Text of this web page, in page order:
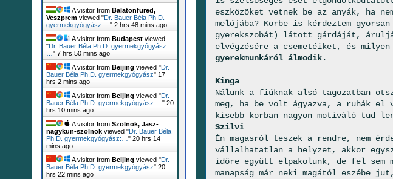
eszközöket vetnek be az anyák, ha
melójába? Körbe is kérdeztem
gyerekszobát) látott gárdáját,
elvégzésére a csemetéiket, és
gyerekmunkáról álmodik.
Kinga
Nálunk a fiúknak alsó tagozatban
meg, ha be volt ágyazva, a ruhák el
kisebb korban nagyon motiváló tud
Szilvi
Én magasról teszek a rendre, nem
vállalhatatlan a helyzet, akkor
időre együtt elpakolunk, de fel sem
manapság már neki magától eszébe
A visitor from Balatonfured,
Veszprem viewed "Dr. Bauer Béla Ph.D.
gyermekgyógyász:… " 2 hrs 48 mins ago
A visitor from Budapest viewed
"Dr. Bauer Béla Ph.D. gyermekgyógyász:
" 7 hrs 50 mins ago
A visitor from Beijing viewed "Dr.
Bauer Béla Ph.D. gyermekgyógyász" 17
hrs 2 mins ago
A visitor from Beijing viewed "Dr.
Bauer Béla Ph.D. gyermekgyógyász:… " 20
hrs 10 mins ago
A visitor from Szolnok, Jasz-
nagykun-szolnok viewed "Dr. Bauer Béla
Ph.D. gyermekgyógyász:… " 20 hrs 14
mins ago
A visitor from Beijing viewed "Dr.
Bauer Béla Ph.D. gyermekgyógyász" 20
hrs 22 mins ago